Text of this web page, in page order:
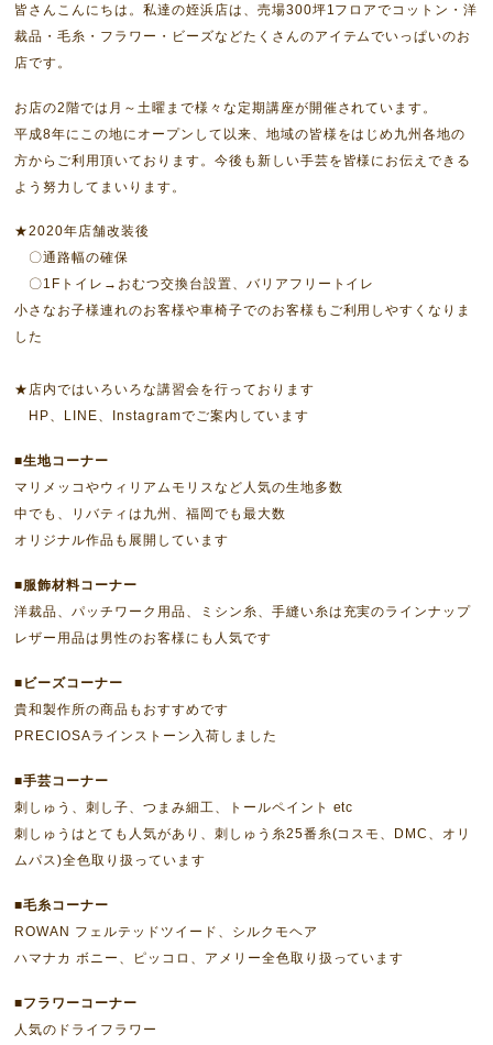
皆さんこんにちは。私達の姪浜店は、売場300坪1フロアでコットン・洋
裁品・毛糸・フラワー・ビーズなどたくさんのアイテムでいっぱいのお
店です。
お店の2階では月～土曜まで様々な定期講座が開催されています。
平成8年にこの地にオープンして以来、地域の皆様をはじめ九州各地の
方からご利用頂いております。今後も新しい手芸を皆様にお伝えできる
よう努力してまいります。
★2020年店舗改装後
〇通路幅の確保
〇1Fトイレ→おむつ交換台設置、バリアフリートイレ
小さなお子様連れのお客様や車椅子でのお客様もご利用しやすくなりま
した
★店内ではいろいろな講習会を行っております
HP、LINE、Instagramでご案内しています
■生地コーナー
マリメッコやウィリアムモリスなど人気の生地多数
中でも、リバティは九州、福岡でも最大数
オリジナル作品も展開しています
■服飾材料コーナー
洋裁品、パッチワーク用品、ミシン糸、手縫い糸は充実のラインナップ
レザー用品は男性のお客様にも人気です
■ビーズコーナー
貴和製作所の商品もおすすめです
PRECIOSAラインストーン入荷しました
■手芸コーナー
刺しゅう、刺し子、つまみ細工、トールペイント etc
刺しゅうはとても人気があり、刺しゅう糸25番糸(コスモ、DMC、オリ
ムパス)全色取り扱っています
■毛糸コーナー
ROWAN フェルテッドツイード、シルクモヘア
ハマナカ ボニー、ピッコロ、アメリー全色取り扱っています
■フラワーコーナー
人気のドライフラワー